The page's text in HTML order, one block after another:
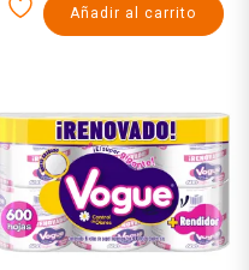
Añadir al carrito